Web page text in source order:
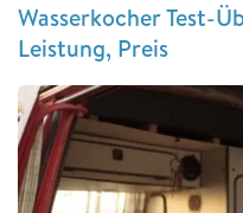
Wasserkocher Test-
Leistung, Preis